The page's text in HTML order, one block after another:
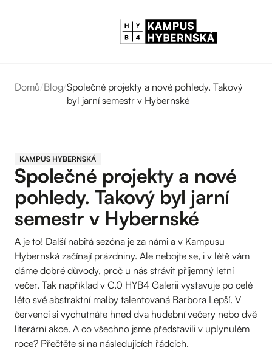
Domů/Blog/Společné projekty a nové pohledy. Takový
byl jarní semestr v Hybernské
KAMPUS HYBERNSKÁ
Společné projekty a nové
pohledy. Takový byl jarní
semestr v Hybernské
A je to! Další nabitá sezóna je za námi a v Kampusu
Hybernská začínají prázdniny. Ale nebojte se, i v létě vám
dáme dobré důvody, proč u nás strávit příjemný letní
večer. Tak například v C.0 HYB4 Galerii vystavuje po celé
léto své abstraktní malby talentovaná Barbora Lepší. V
červenci si vychutnáte hned dva hudební večery nebo dvě
literární akce. A co všechno jsme představili v uplynulém
roce? Přečtěte si na následujících řádcích.